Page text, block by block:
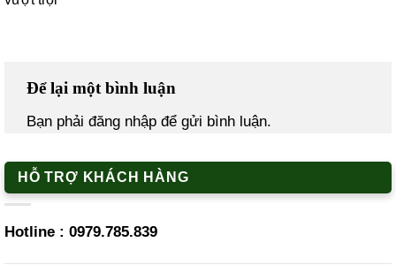
Để lại một bình luận
Bạn phải đăng nhập để gửi bình luận.
HỖ TRỢ KHÁCH HÀNG
Hotline : 0979.785.839